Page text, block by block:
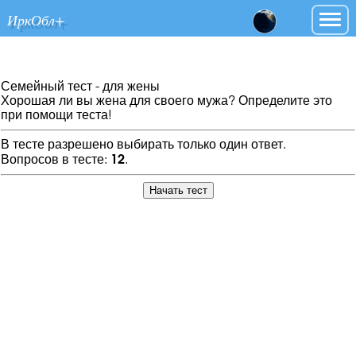
ИркОбл+
Семейный тест - для жены
Хорошая ли вы жена для своего мужа? Определите это
при помощи теста!
В тесте разрешено выбирать только один ответ.
Вопросов в тесте: 12.